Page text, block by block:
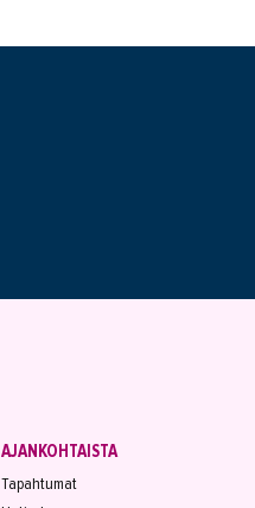
AJANKOHTAISTA
Tapahtumat